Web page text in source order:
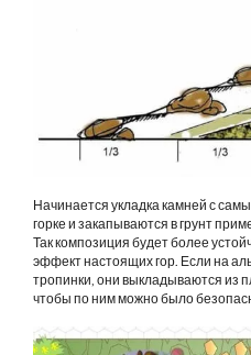
Начинается укладка камней с
горке и закапываются в грунт
Так композиция будет более
эффект настоящих гор. Если на
тропинки, они выкладываются из
чтобы по ним можно было